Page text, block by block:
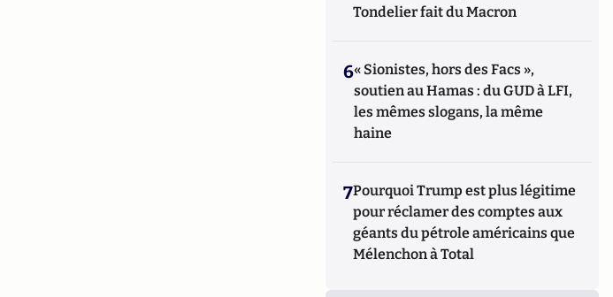
Tondelier fait du Macron
6« Sionistes, hors des Facs »,
soutien au Hamas : du GUD à LFI,
les mêmes slogans, la même
haine
7Pourquoi Trump est plus légitime
pour réclamer des comptes aux
géants du pétrole américains que
Mélenchon à Total